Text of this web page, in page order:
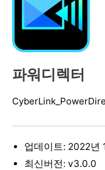
파워디렉터
업데이트: 2022년
최신버전: v3.0.0